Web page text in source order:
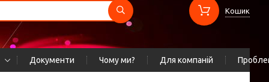
Кошик
Документи Чому ми? Для компаній